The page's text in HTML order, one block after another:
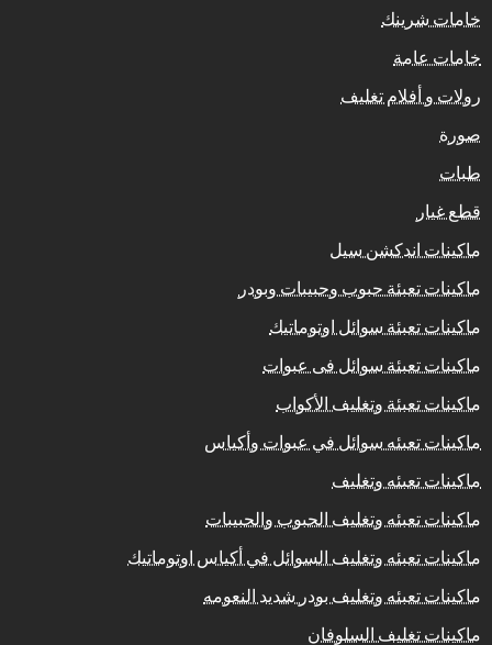
خامات شرينك
خامات عامة
رولات و أفلام تغليف
صورة
طبات
قطع غيار
ماكينات اندكشن سيل
ماكينات تعبئة حبوب وحبيبات وبودر
ماكينات تعبئة سوائل اوتوماتيك
ماكينات تعبئة سوائل فى عبوات
ماكينات تعبئة وتغليف الأكواب
ماكينات تعبئه سوائل في عبوات وأكياس
ماكينات تعبئه وتغليف
ماكينات تعبئه وتغليف الحبوب والحبيبات
ماكينات تعبئه وتغليف السوائل في أكياس اوتوماتيك
ماكينات تعبئه وتغليف بودر شديد النعومه
ماكينات تغليف السلوفان